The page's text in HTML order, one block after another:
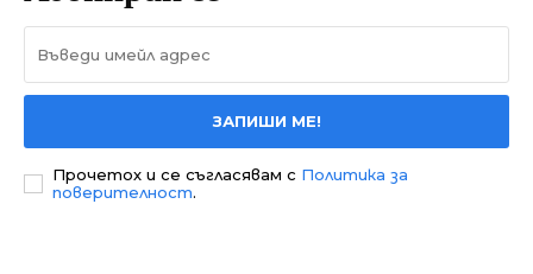
ЗАПИШИ МЕ!
Прочетох и се съгласявам с Политика за
поверителност.